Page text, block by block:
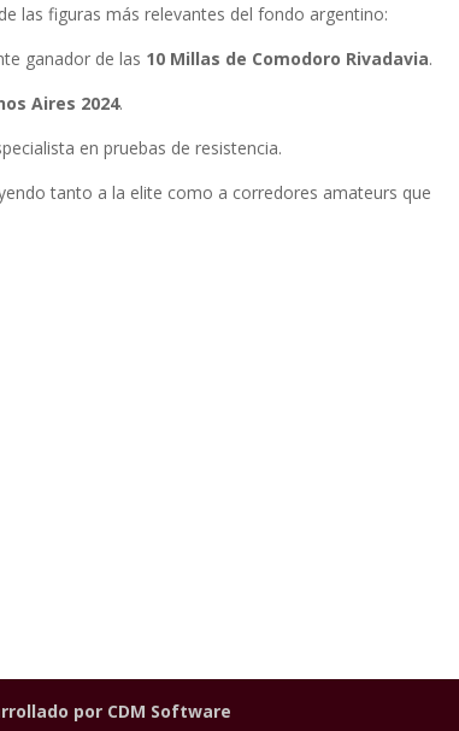
las figuras más relevantes del fondo argentino:
ganador de las 10 Millas de Comodoro Rivadavia.
Aires 2024.
en pruebas de resistencia.
tanto a la elite como a corredores amateurs que
por CDM Software